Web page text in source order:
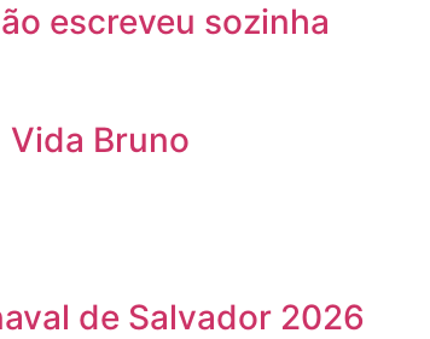
escreveu sozinha
Vida Bruno
de Salvador 2026